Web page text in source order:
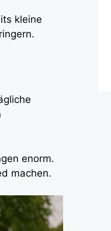
kleine
enorm.
machen.